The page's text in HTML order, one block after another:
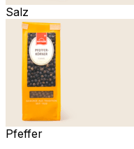
Salz
Pfeffer